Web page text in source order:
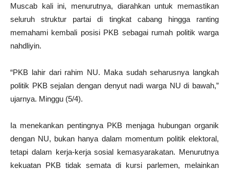
Muscab kali ini, menurutnya, diarahkan untuk memastikan
seluruh struktur partai di tingkat cabang hingga ranting
memahami kembali posisi PKB sebagai rumah politik warga
nahdliyin.
“PKB lahir dari rahim NU. Maka sudah seharusnya langkah
politik PKB sejalan dengan denyut nadi warga NU di bawah,”
ujarnya. Minggu (5/4).
Ia menekankan pentingnya PKB menjaga hubungan organik
dengan NU, bukan hanya dalam momentum politik elektoral,
tetapi dalam kerja-kerja sosial kemasyarakatan. Menurutnya
kekuatan PKB tidak semata di kursi parlemen, melainkan